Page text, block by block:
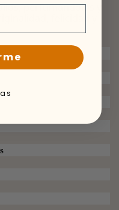
perfumándolos y
felicidad y
.